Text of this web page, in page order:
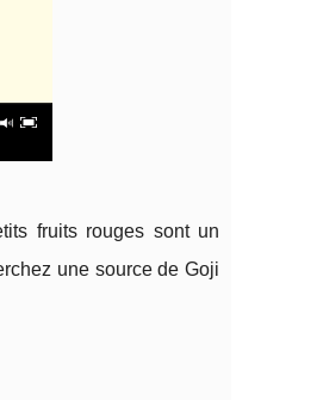
fruits rouges sont un
une source de Goji